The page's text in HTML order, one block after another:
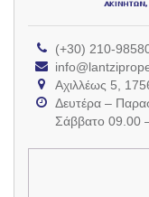
(+30) 210-
Αχιλλέως 5,
Δευτέρα –
Σάββατο 09.00